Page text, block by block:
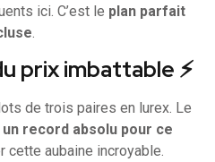
ici. C’est le plan parfait
.
prix imbattable ⚡
de trois paires en lurex. Le
un record absolu pour ce
cette aubaine incroyable.